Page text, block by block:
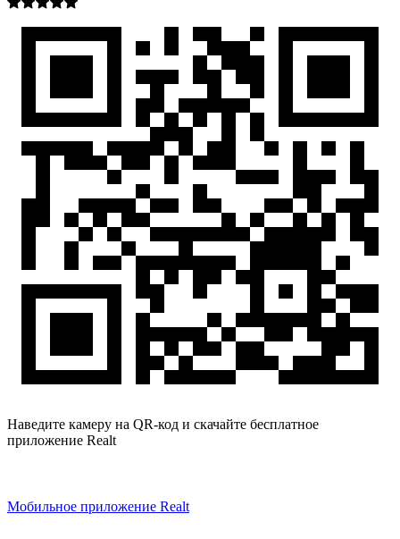
Наведите камеру на QR-код и скачайте бесплатное
приложение Realt
Мобильное приложение Realt